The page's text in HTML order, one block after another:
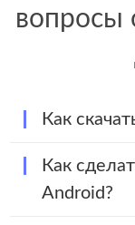
вопросы
Как
Как
Android?